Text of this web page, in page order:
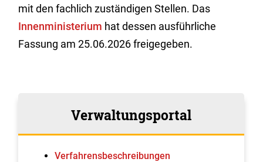
mit den fachlich zuständigen Stellen. Das
Innenministerium hat dessen ausführliche
Fassung am 25.06.2026 freigegeben.
Verwaltungsportal
Verfahrens­beschreibungen